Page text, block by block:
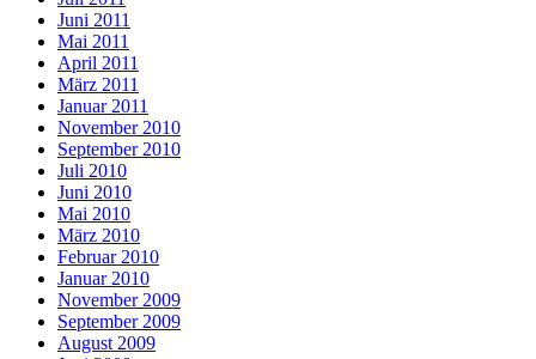
Juni 2011
Mai 2011
April 2011
März 2011
Januar 2011
November 2010
September 2010
Juli 2010
Juni 2010
Mai 2010
März 2010
Februar 2010
Januar 2010
November 2009
September 2009
August 2009